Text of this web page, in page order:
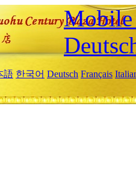
Mobile
語 한국어 Deutsch Français